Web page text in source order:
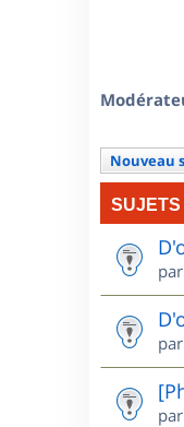
Nouveau
SUJETS
par
par
par